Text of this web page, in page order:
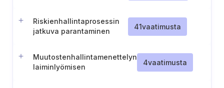
Riskienhallintaprosessin
jatkuva parantaminen
41vaatimusta
Muutostenhallintamenettelyn
laiminlyömisen
4vaatimusta